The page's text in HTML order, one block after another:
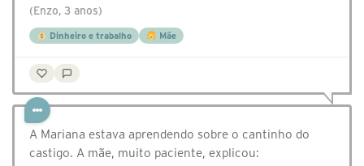
(Enzo, 3 anos)
Dinheiro e trabalho Mãe
A Mariana estava aprendendo sobre o cantinho do
castigo. A mãe, muito paciente, explicou: